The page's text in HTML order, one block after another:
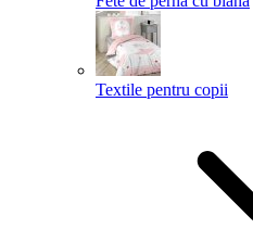
Textile pentru copii